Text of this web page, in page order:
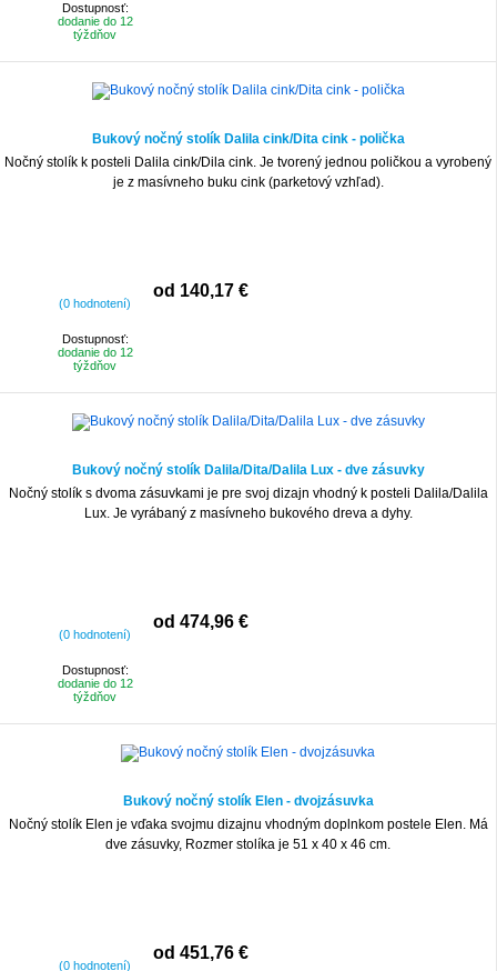
Dostupnosť:
dodanie do 12
týždňov
Bukový nočný stolík Dalila cink/Dita cink - polička
Nočný stolík k posteli Dalila cink/Dila cink. Je tvorený jednou poličkou a vyrobený
je z masívneho buku cink (parketový vzhľad).
(0 hodnotení)
Dostupnosť:
dodanie do 12
týždňov
od 140,17 €
Bukový nočný stolík Dalila/Dita/Dalila Lux - dve zásuvky
Nočný stolík s dvoma zásuvkami je pre svoj dizajn vhodný k posteli Dalila/Dalila
Lux. Je vyrábaný z masívneho bukového dreva a dyhy.
(0 hodnotení)
Dostupnosť:
dodanie do 12
týždňov
od 474,96 €
Bukový nočný stolík Elen - dvojzásuvka
Nočný stolík Elen je vďaka svojmu dizajnu vhodným doplnkom postele Elen. Má
dve zásuvky, Rozmer stolíka je 51 x 40 x 46 cm.
(0 hodnotení)
od 451,76 €